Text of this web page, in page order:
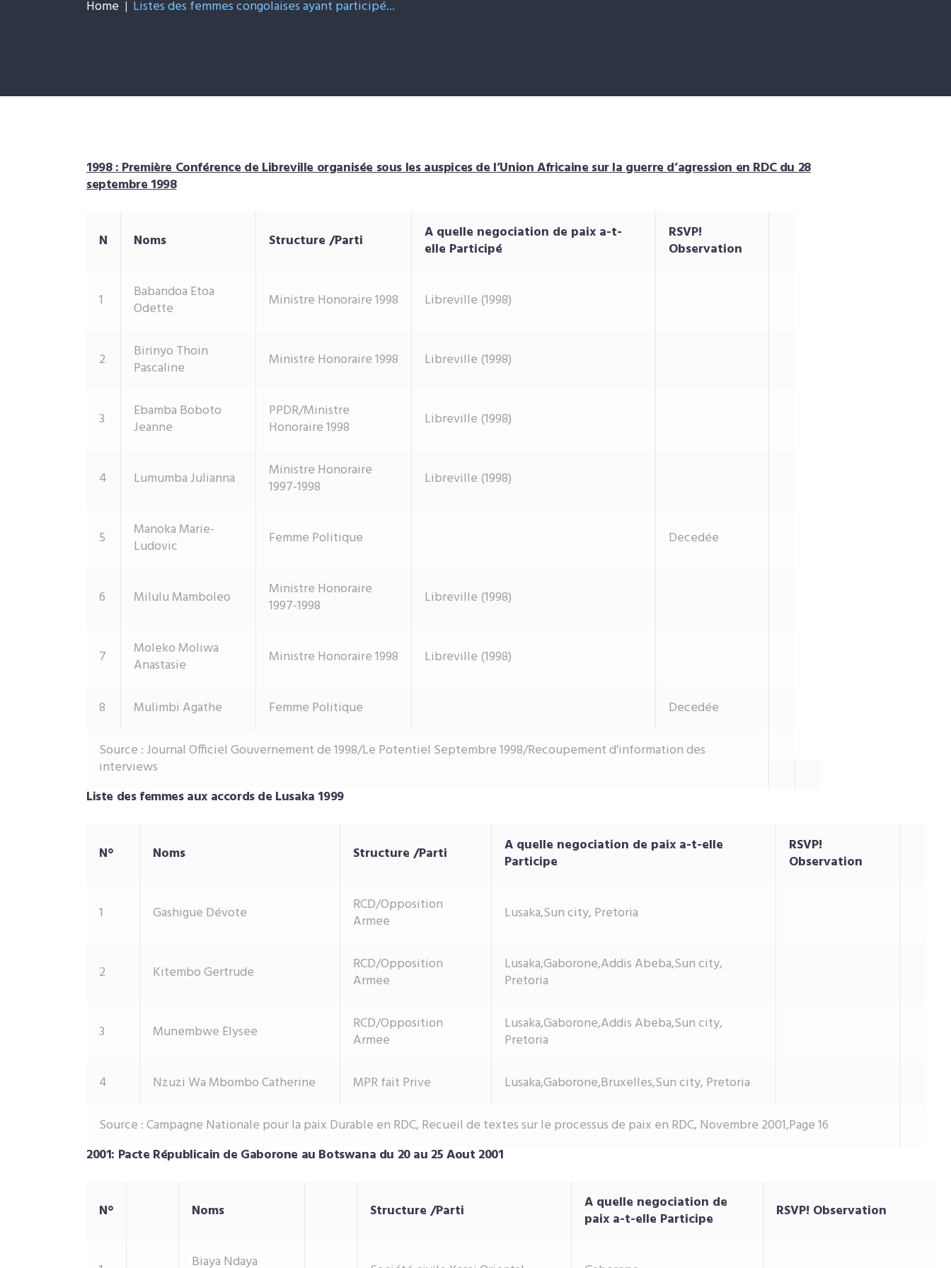
Home Listes des femmes congolaises ayant participé...Listes des femmes
participé aux
1997 à 2003
1998 : Première Conférence de Libreville organisée sous les auspices de l’Union Africaine sur la guerre d’agression en RDC du 28
septembre 1998
N Noms Structure /Parti
A quelle negociation de paix a-t-
elle Participé
RSVP!
Observation
1
Babandoa Etoa
Odette
Ministre Honoraire 1998 Libreville (1998)
2
Birinyo Thoin
Pascaline
Ministre Honoraire 1998 Libreville (1998)
3
Ebamba Boboto
Jeanne
PPDR/Ministre
Honoraire 1998
Libreville (1998)
4 Lumumba Julianna
Ministre Honoraire
1997-1998
Libreville (1998)
5
Manoka Marie-
Ludovic
Femme Politique Decedée
6 Milulu Mamboleo
Ministre Honoraire
1997-1998
Libreville (1998)
7
Moleko Moliwa
Anastasie
Ministre Honoraire 1998 Libreville (1998)
8 Mulimbi Agathe Femme Politique Decedée
Source : Journal Officiel Gouvernement de 1998/Le Potentiel Septembre 1998/Recoupement d’information des
interviews
Liste des femmes aux accords de Lusaka 1999
N° Noms Structure /Parti
A quelle negociation de paix a-t-elle
Participe
RSVP!
Observation
1 Gashigue Dévote
RCD/Opposition
Armee
Lusaka,Sun city, Pretoria
2 Kitembo Gertrude
RCD/Opposition
Armee
Lusaka,Gaborone,Addis Abeba,Sun city,
Pretoria
3 Munembwe Elysee
RCD/Opposition
Armee
Lusaka,Gaborone,Addis Abeba,Sun city,
Pretoria
4 Nzuzi Wa Mbombo Catherine MPR fait Prive Lusaka,Gaborone,Bruxelles,Sun city, Pretoria
Source : Campagne Nationale pour la paix Durable en RDC, Recueil de textes sur le processus de paix en RDC, Novembre 2001,Page 16
2001: Pacte Républicain de Gaborone au Botswana du 20 au 25 Aout 2001
N° Noms Structure /Parti
A quelle negociation de
paix a-t-elle Participe
RSVP! Observation
Biaya Ndaya